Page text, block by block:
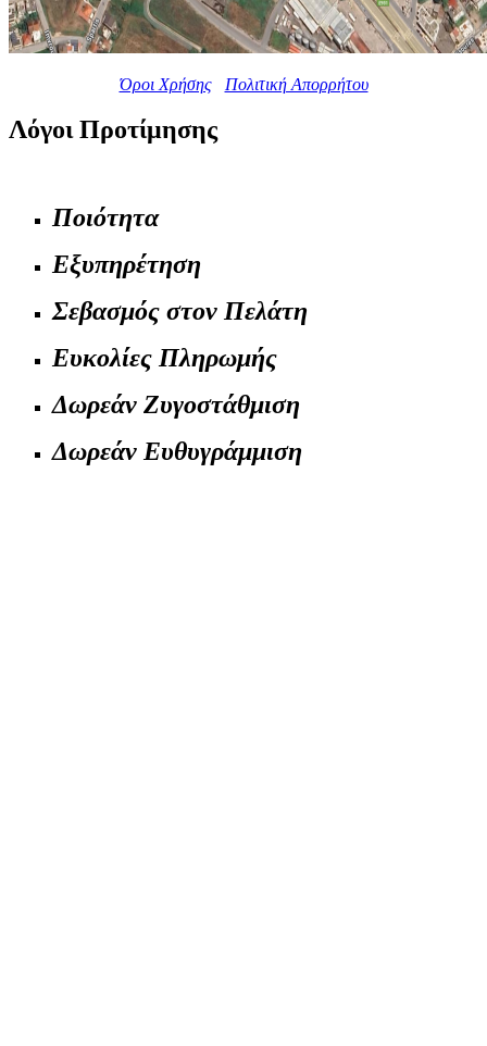
Όροι Χρήσης Πολιτική Απορρήτου
Λόγοι Προτίμησης
Ποιότητα
Εξυπηρέτηση
Σεβασμός στον Πελάτη
Ευκολίες Πληρωμής
Δωρεάν Ζυγοστάθμιση
Δωρεάν Ευθυγράμμιση